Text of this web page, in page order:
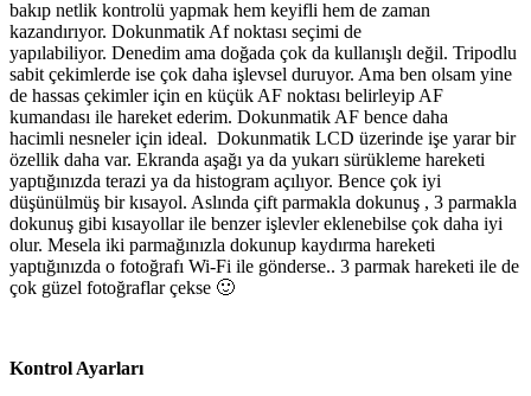
bakıp netlik kontrolü yapmak hem keyifli hem de zaman
kazandırıyor. Dokunmatik Af noktası seçimi de
yapılabiliyor. Denedim ama doğada çok da kullanışlı değil. Tripodlu
sabit çekimlerde ise çok daha işlevsel duruyor. Ama ben olsam yine
de hassas çekimler için en küçük AF noktası belirleyip AF
kumandası ile hareket ederim. Dokunmatik AF bence daha
hacimli nesneler için ideal. Dokunmatik LCD üzerinde işe yarar bir
özellik daha var. Ekranda aşağı ya da yukarı sürükleme hareketi
yaptığınızda terazi ya da histogram açılıyor. Bence çok iyi
düşünülmüş bir kısayol. Aslında çift parmakla dokunuş , 3 parmakla
dokunuş gibi kısayollar ile benzer işlevler eklenebilse çok daha iyi
olur. Mesela iki parmağınızla dokunup kaydırma hareketi
yaptığınızda o fotoğrafı Wi-Fi ile gönderse.. 3 parmak hareketi ile de
çok güzel fotoğraflar çekse 🙂
Kontrol Ayarları